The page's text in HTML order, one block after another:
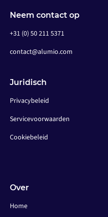
Neem contact op
+31 (0) 50 211 5371
contact@alumio.com
Juridisch
Privacybeleid
Servicevoorwaarden
Cookiebeleid
Over
Home